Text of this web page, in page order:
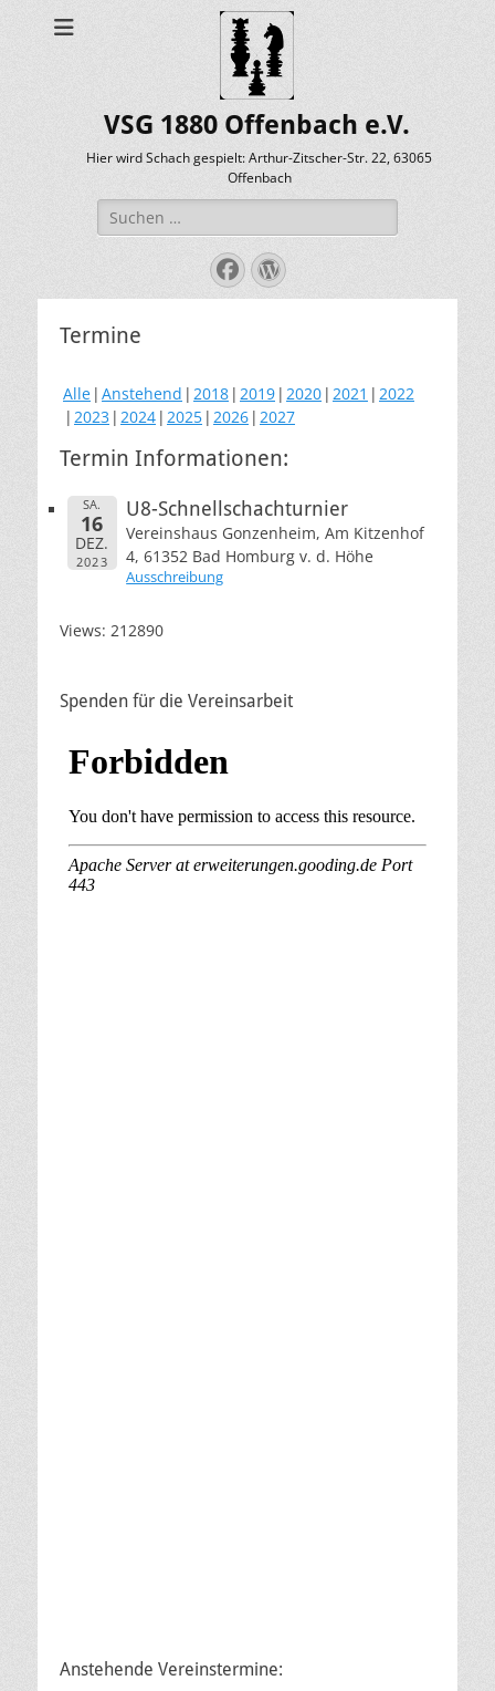
VSG 1880 Offenbach e.V.
Hier wird Schach gespielt: Arthur-Zitscher-Str. 22, 63065
Offenbach
Suche
nach:
Facebook
WordPress
Termine
Alle Anstehend 2018 2019 2020 2021
2022
2023 2024 2025 2026 2027
Termin Informationen:
SA.
16
DEZ.
2023
U8-Schnellschachturnier
Vereinshaus Gonzenheim, Am Kitzenhof
4, 61352 Bad Homburg v. d. Höhe
Ausschreibung
Views: 212890
Spenden für die Vereinsarbeit
Anstehende Vereinstermine: